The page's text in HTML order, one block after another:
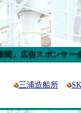
ンサー企業
三浦造船所